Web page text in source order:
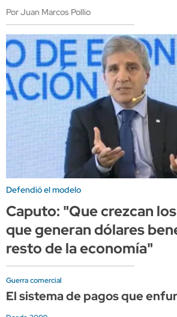
Por Juan Marcos Pollio
Defendió el modelo
Caputo: "Que crezcan
que generan dólares
resto de la economía"
Guerra comercial
El sistema de pagos que